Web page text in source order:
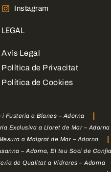
Instagram
LEGAL
Avís Legal
Política de Privacitat
Política de Cookies
Fusteria a Blanes – Adorna
Exclusiva a Lloret de Mar – Adorna
a Malgrat de Mar – Adorna
– Adorna, El teu Soci de
de Qualitat a Vidreres – Adorna